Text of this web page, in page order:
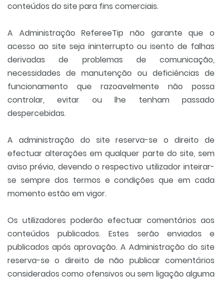
conteúdos do site para fins comerciais.
A Administração RefereeTip não garante que o
acesso ao site seja ininterrupto ou isento de falhas
derivadas de problemas de comunicação,
necessidades de manutenção ou deficiências de
funcionamento que razoavelmente não possa
controlar, evitar ou lhe tenham passado
despercebidas.
A administração do site reserva-se o direito de
efectuar alterações em qualquer parte do site, sem
aviso prévio, devendo o respectivo utilizador inteirar-
se sempre dos termos e condições que em cada
momento estão em vigor.
Os utilizadores poderão efectuar comentários aos
conteúdos publicados. Estes serão enviados e
publicados após aprovação. A Administração do site
reserva-se o direito de não publicar comentários
considerados como ofensivos ou sem ligação alguma